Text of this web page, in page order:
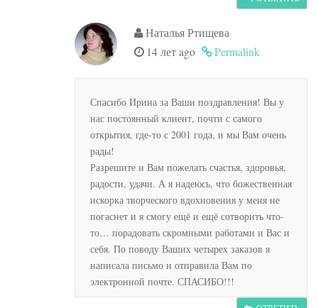
Наталья Ртищева
14 лет ago
Permalink
Спасибо Ирина за Ваши поздравления! Вы у
нас постоянный клиент, почти с самого
открытия, где-то с 2001 года, и мы Вам очень
рады!
Разрешите и Вам пожелать счастья, здоровья,
радости, удачи. А я надеюсь, что божественная
искорка творческого вдохновения у меня не
погаснет и я смогу ещё и ещё сотворить что-
то… порадовать скромными работами и Вас и
себя. По поводу Ваших четырех заказов я
написала письмо и отправила Вам по
электронной почте. СПАСИБО!!!